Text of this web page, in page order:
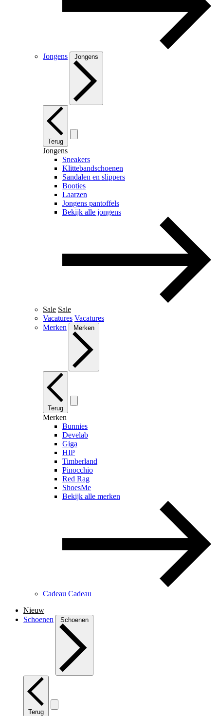
Jongens Jongens
Terug
Jongens
Sneakers
Klittebandschoenen
Sandalen en slippers
Booties
Laarzen
Jongens pantoffels
Bekijk alle jongens
Sale Sale
Vacatures Vacatures
Merken
Merken
Terug
Merken
Bunnies
Develab
Giga
HIP
Timberland
Pinocchio
Red Rag
ShoesMe
Bekijk alle merken
Cadeau Cadeau
Nieuw
Schoenen
Schoenen
Terug